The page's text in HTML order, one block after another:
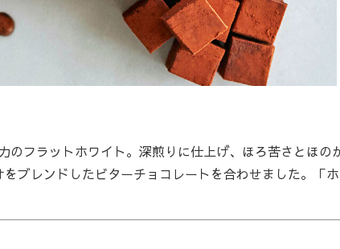
フラットホワイト。深煎りに仕上げ、ほろ苦さとほの
ブレンドしたビターチョコレートを合わせました。「